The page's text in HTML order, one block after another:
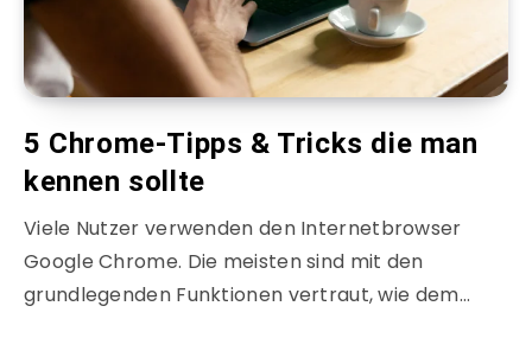
5 Chrome-Tipps & Tricks die man
kennen sollte
Viele Nutzer verwenden den Internetbrowser
Google Chrome. Die meisten sind mit den
grundlegenden Funktionen vertraut, wie dem…